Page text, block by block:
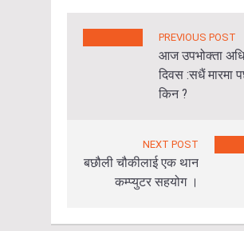
PREVIOUS POST
आज उपभोक्ता
दिवस :सधैं मारमा
किन ?
NEXT POST
बछौली चौकीलाई एक थान
कम्प्युटर सहयोग ।